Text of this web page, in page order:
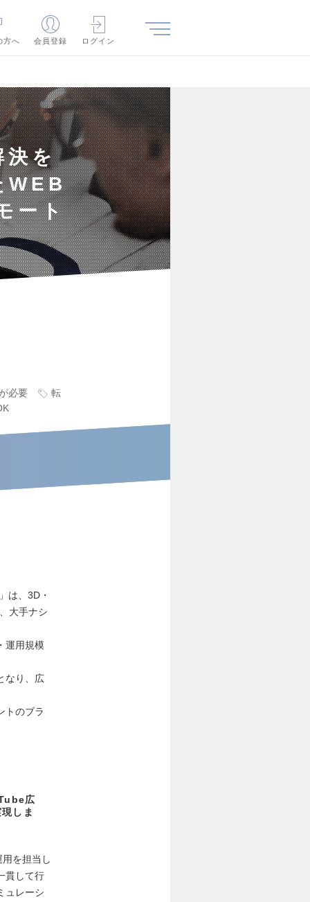
方へ 会員登録 ログイン
決を
WEB
ート
必要
転
は、3D・
大手ナシ
運用規模
なり、広
トのブラ
広
しま
を担当し
貫して行
ュレーシ